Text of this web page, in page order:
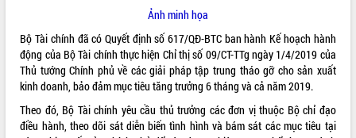
HỆ THỐNG VĂN BẢN
VĂN BẢN HĐND TỈNH
ĐIỂM TIN VĂN BẢN
Ảnh minh họa
Bộ Tài chính đã có Quyết định số 617/QĐ-BTC ban hành Kế hoạch hành
động của Bộ Tài chính thực hiện Chỉ thị số 09/CT-TTg ngày 1/4/2019 của
Thủ tướng Chính phủ về các giải pháp tập trung tháo gỡ cho sản xuất
kinh doanh, bảo đảm mục tiêu tăng trưởng 6 tháng và cả năm 2019.
Theo đó, Bộ Tài chính yêu cầu thủ trưởng các đơn vị thuộc Bộ chỉ đạo
điều hành, theo dõi sát diễn biến tình hình và bám sát các mục tiêu tại